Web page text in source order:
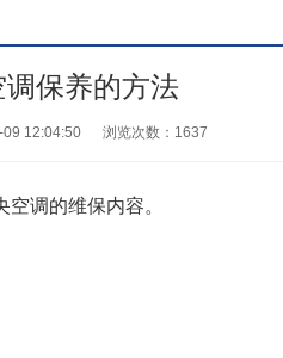
调保养的方法
12:04:50 浏览次数： 1637
调的维保内容。